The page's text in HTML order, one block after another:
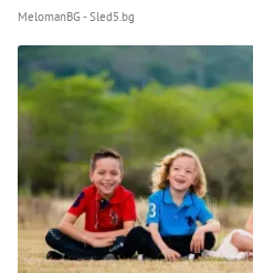
MelomanBG - Sled5.bg